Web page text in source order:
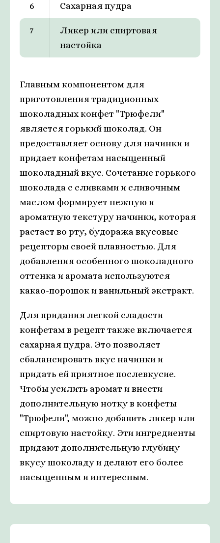
6 Сахарная пудра
7
Ликер или спиртовая
настойка
Главным компонентом для
приготовления традиционных
шоколадных конфет "Трюфели"
является горький шоколад. Он
предоставляет основу для начинки и
придает конфетам насыщенный
шоколадный вкус. Сочетание горького
шоколада с сливками и сливочным
маслом формирует нежную и
ароматную текстуру начинки, которая
растает во рту, будоража вкусовые
рецепторы своей плавностью. Для
добавления особенного шоколадного
оттенка и аромата используются
какао-порошок и ванильный экстракт.
Для придания легкой сладости
конфетам в рецепт также включается
сахарная пудра. Это позволяет
сбалансировать вкус начинки и
придать ей приятное послевкусие.
Чтобы усилить аромат и внести
дополнительную нотку в конфеты
"Трюфели", можно добавить ликер или
спиртовую настойку. Эти ингредиенты
придают дополнительную глубину
вкусу шоколаду и делают его более
насыщенным и интересным.